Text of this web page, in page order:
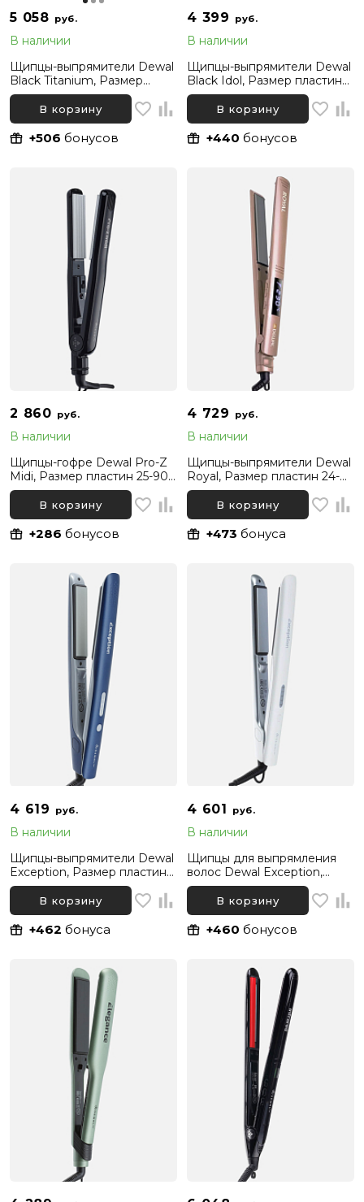
5 058 руб.
В наличии
Щипцы-выпрямители Dewal
Black Titanium, Размер
пластин 25-90 мм
В корзину
+506 бонусов
4 399 руб.
В наличии
Щипцы-выпрямители Dewal
Black Idol, Размер пластин
24-110 мм
В корзину
+440 бонусов
2 860 руб.
В наличии
Щипцы-гофре Dewal Pro-Z
Midi, Размер пластин 25-90
мм
В корзину
+286 бонусов
4 729 руб.
В наличии
Щипцы-выпрямители Dewal
Royal, Размер пластин 24-
120 мм
В корзину
+473 бонуса
4 619 руб.
В наличии
Щипцы-выпрямители Dewal
Exception, Размер пластин
23-87 мм
В корзину
+462 бонуса
4 601 руб.
В наличии
Щипцы для выпрямления
волос Dewal Exception,
Размер пластин 23-87 мм
В корзину
+460 бонусов